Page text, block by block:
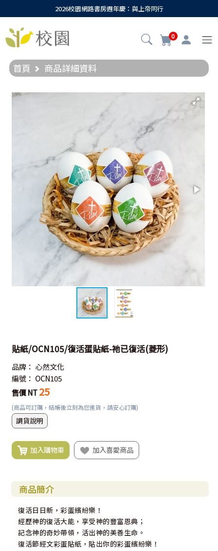
2026校園網路書房週年慶：與上帝同行
0
首頁 商品詳細資料
貼紙/OCN105/復活蛋貼紙-祂已復活(菱形)
品牌： 心然文化
編號： OCN105
售價 NT 25
(商品可訂購，結帳後立刻為您進貨，請安心訂購)
調貨說明
加入購物車 加入喜愛商品
商品簡介
復活日日新，彩蛋繽紛樂！
經歷神的復活大能，享受神的豐富恩典；
記念神的奇妙帶領，活出神的美善生命。
復活節經文彩蛋貼紙，貼出你的彩蛋繽紛樂！